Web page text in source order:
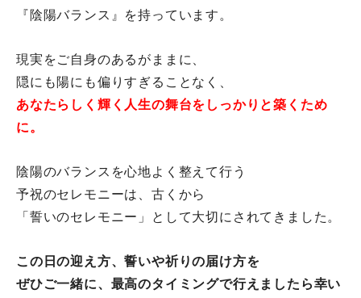
『陰陽バランス』を持っています。
現実をご自身のあるがままに、
隠にも陽にも偏りすぎることなく、
あなたらしく輝く人生の舞台を しっかりと築くため
に。
陰陽のバランスを心地よく整えて行う
予祝のセレモニーは、 古くから
「誓いのセレモニー」として大切にされてきました。
この日の迎え方、誓いや祈りの届け方を
ぜひご一緒に、最高のタイミングで行えましたら幸い